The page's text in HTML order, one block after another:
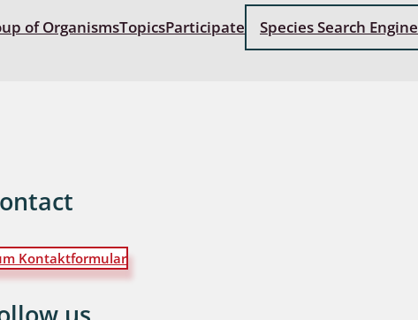
of OrganismsTopicsParticipate Species Search Engine
Kontaktformular